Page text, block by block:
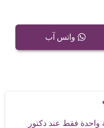
واتس آب
واحدة فقط عند دكتور